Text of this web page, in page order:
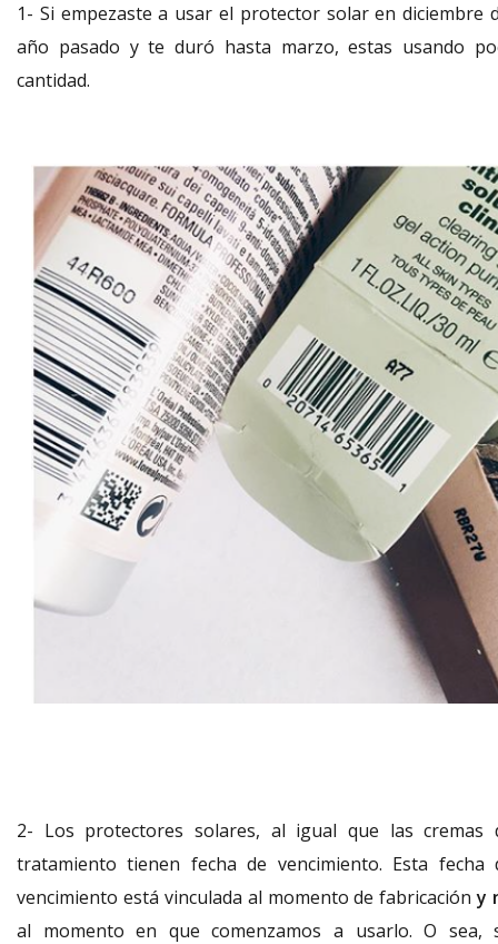
1- Si empezaste a usar el protector solar en diciembre
año pasado y te duró hasta marzo, estas usando
cantidad.
2- Los protectores solares, al igual que las cremas
tratamiento tienen fecha de vencimiento. Esta fecha
vencimiento está vinculada al momento de fabricacióny
al momento en que comenzamos a usarlo. O sea,